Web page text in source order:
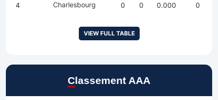
4 Charlesbourg 0 0 0.000 0
VIEW FULL TABLE
Classement AAA